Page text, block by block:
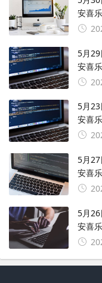
安喜乐
5月
安喜乐
5月
安喜乐
5月
安喜乐
5月
安喜乐